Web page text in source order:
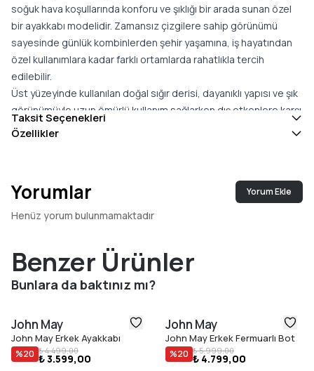
soğuk hava koşullarında konforu ve şıklığı bir arada sunan özel
bir ayakkabı modelidir. Zamansız çizgilere sahip görünümü
sayesinde günlük kombinlerden şehir yaşamına, iş hayatından
özel kullanımlara kadar farklı ortamlarda rahatlıkla tercih
edilebilir.
Üst yüzeyinde kullanılan doğal sığır derisi, dayanıklı yapısı ve şık
görünümüyle uzun ömürlü kullanım sağlarken dış etkenlere karşı
dirençli bir yapı sunar. İç kısmında yer alan dana deri astar,
Kaliteli taban yapısı, soğuk zeminlerde yalıtım sağlayarak
ayakların daha sıcak kalmasına destek olur. Farklı zeminlerde
güçlü tutuş sunan dış taban, kayma riskini azaltmaya yardımcı
Türkiye''de üretilen John May Erkek Bot, kaliteli işçiliği, dayanıklı
deri yapısı ve fonksiyonel tasarımıyla kış aylarında hem koruma
hem de şıklık arayan erkekler için ideal bir tercihtir.
Nefes alabilen dana deri iç astar
Soğuk zeminlere karşı destekleyici taban yapısı
Güçlü tutuş sağlayan dayanıklı dış taban
Taksit Seçenekleri
Özellikler
Yorumlar Yorum Ekle
Henüz yorum bulunmamaktadır
Benzer Ürünler
Bunlara da baktınız mı?
John May
John May Erkek Ayakkabı
%20 ₺ 4.499,00
₺ 3.599,00
John May
John May Erkek Fermuarlı Bot
%20 ₺ 5.999,00
₺ 4.799,00